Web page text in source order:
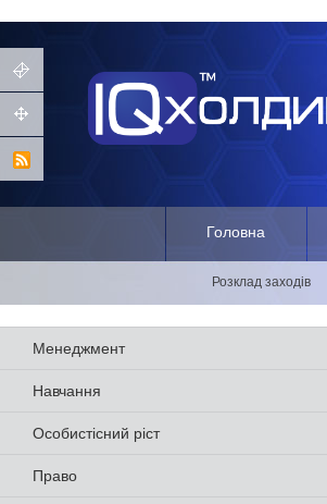
Головна
Розклад заходів
Менеджмент
Навчання
Особистісний ріст
Право